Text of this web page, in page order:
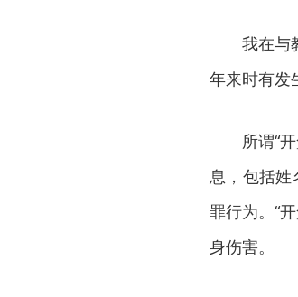
我在与教
年来时有发
所谓“开
息，包括姓
罪行为。“
身伤害。